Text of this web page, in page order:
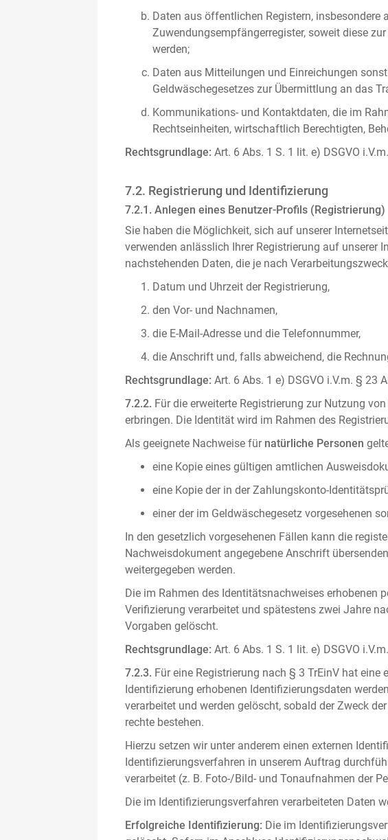
Daten aus öffentlichen Registern, insbesondere
Zuwendungsempfängerregister, soweit diese
werden;
Daten aus Mitteilungen und Einreichungen
Geldwäschegesetzes zur Übermittlung an das
Kommunikations- und Kontaktdaten, die im
Rechtseinheiten, wirtschaftlich Berechtigten,
Rechtsgrundlage: Art. 6 Abs. 1 S. 1 lit. e) DSGVO
7.2. Registrierung und Identifizierung
7.2.1. Anlegen eines Benutzer-Profils (Registrierung)
Sie haben die Möglichkeit, sich auf unserer
verwenden anlässlich Ihrer Registrierung auf unserer
nachstehenden Daten, die je nach
Datum und Uhrzeit der Registrierung,
den Vor- und Nachnamen,
die E-Mail-Adresse und die Telefonnummer,
die Anschrift und, falls abweichend, die
Rechtsgrundlage: Art. 6 Abs. 1 e) DSGVO i.V.m. § 23
7.2.2. Für die erweiterte Registrierung zur Nutzung
erbringen. Die Identität wird im Rahmen des
Als geeignete Nachweise für natürliche Personen
eine Kopie eines gültigen amtlichen
eine Kopie der in der Zahlungskonto-
einer der im Geldwäschegesetz vorgesehenen
In den gesetzlich vorgesehenen Fällen kann die
Nachweisdokument angegebene Anschrift
weitergegeben werden.
Die im Rahmen des Identitätsnachweises erhobenen
Verifizierung verarbeitet und spätestens zwei Jahre
Vorgaben gelöscht.
Rechtsgrundlage: Art. 6 Abs. 1 S. 1 lit. e) DSGVO
7.2.3. Für eine Registrierung nach § 3 TrEinV hat eine
Identifizierung erhobenen Identifizierungsdaten
verarbeitet und werden gelöscht, sobald der Zweck
rechte bestehen.
Hierzu setzen wir unter anderem einen externen
Identifizierungsverfahren in unserem Auftrag
verarbeitet (z. B. Foto-/Bild- und Tonaufnahmen der
Die im Identifizierungsverfahren verarbeiteten Daten
Erfolgreiche Identifizierung: Die im